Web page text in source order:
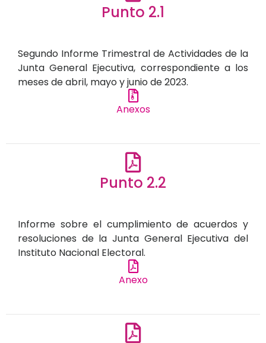
Punto 2.1
Segundo Informe Trimestral de Actividades de la
Junta General Ejecutiva, correspondiente a los
meses de abril, mayo y junio de 2023.
Anexos
Punto 2.2
Informe sobre el cumplimiento de acuerdos y
resoluciones de la Junta General Ejecutiva del
Instituto Nacional Electoral.
Anexo